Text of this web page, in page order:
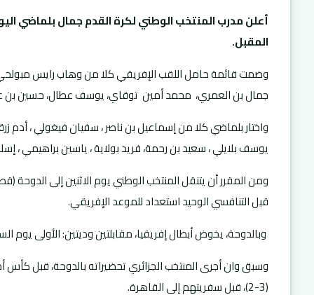
المقبل.
وضمت قائمة حامل اللقب الإفريقي كلا من وهاب رايس
جمال بن العمري، محمد أمين توقاي، يوسف عطال، حسين بن
واختار بلماضي كلا من إسماعيل بن ناصر ، سفيان فيغولي ، أدم
يوسف بلايلي ، سعيد بن رحمة، فريد بولاية ، ياسين براهيمي ،
ومن المقرر أن يتنقل المنتخب الوطني يوم الاثنين إلى الدوحة
قبل التنافسي الوحيد استعداد للموعد الإفريقي.
وبالدوحة، يخوض أبطال إفريقيا، مقابلتين وديتين: الأولى يوم السبت الفاتح من جانفي أمام
(3-2)، قبل سفريتهم إلى القاهرة.